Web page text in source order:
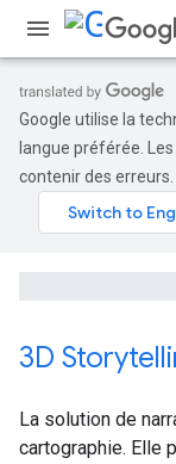
Google utilise la
langue préférée.
contenir des erreurs.
3D
La solution de
cartographie. Elle